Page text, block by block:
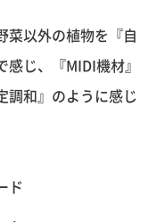
菜以外の植物を『自
じ、『MIDI機材』
和』のように感じ
ド